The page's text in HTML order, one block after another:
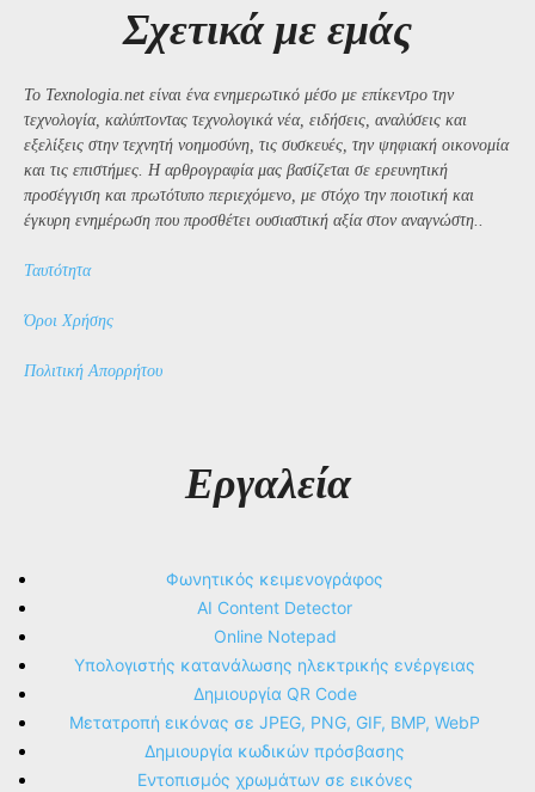
Σχετικά με εμάς
Το Texnologia.net είναι ένα ενημερωτικό μέσο με επίκεντρο την
τεχνολογία, καλύπτοντας τεχνολογικά νέα, ειδήσεις, αναλύσεις και
εξελίξεις στην τεχνητή νοημοσύνη, τις συσκευές, την ψηφιακή οικονομία
και τις επιστήμες. Η αρθρογραφία μας βασίζεται σε ερευνητική
προσέγγιση και πρωτότυπο περιεχόμενο, με στόχο την ποιοτική και
έγκυρη ενημέρωση που προσθέτει ουσιαστική αξία στον αναγνώστη..
Ταυτότητα
Όροι Χρήσης
Πολιτική Απορρήτου
Εργαλεία
Φωνητικός κειμενογράφος
AI Content Detector
Online Notepad
Υπολογιστής κατανάλωσης ηλεκτρικής ενέργειας
Δημιουργία QR Code
Μετατροπή εικόνας σε JPEG, PNG, GIF, BMP, WebP
Δημιουργία κωδικών πρόσβασης
Εντοπισμός χρωμάτων σε εικόνες